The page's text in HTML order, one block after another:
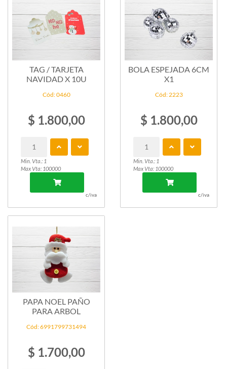
TAG / TARJETA
NAVIDAD X 10U
Cód: 0460
$ 1.800,00
Min. Vta.: 1
Max Vta: 100000
c/iva
BOLA ESPEJADA 6CM
X1
Cód: 2223
$ 1.800,00
Min. Vta.: 1
Max Vta: 100000
c/iva
PAPA NOEL PAÑO
PARA ARBOL
Cód: 6991799731494
$ 1.700,00